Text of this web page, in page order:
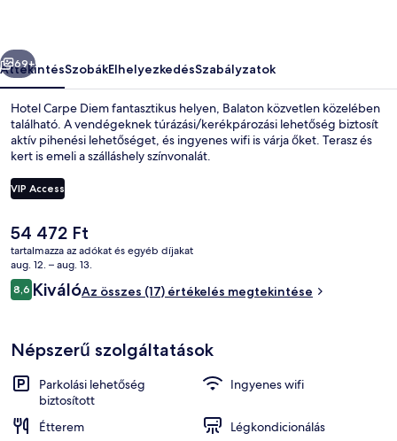
Következő
69+
ÁttekintésSzobákElhelyezkedésSzabályzatok
Hotel Carpe Diem fantasztikus helyen, Balaton közvetlen közelében
található. A vendégeknek túrázási/kerékpározási lehetőség biztosít
aktív pihenési lehetőséget, és ingyenes wifi is várja őket. Terasz és
kert is emeli a szálláshely színvonalát.
VIP Access
A
jelenlegi
ár
54 472 Ft
54 472 Ft
tartalmazza az adókat és egyéb díjakat
aug. 12. – aug. 13.
Értékelések
8,68,6 ennyiből: 10
KiválóAz összes (17) értékelés megtekintése
Népszerű szolgáltatások
Parkolási lehetőség
biztosított
Ingyenes wifi
Étterem
Légkondicionálás